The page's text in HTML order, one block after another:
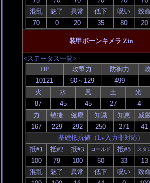
混乱 魅了 異常 低下 呪い 致命
装甲ボーンキメラ Zin
<ステータス一覧>
HP
攻撃力 防御力
火 水 風 土 光
力 敏捷 健康 知識 知恵 威
基礎抵抗値（Lv入力非対応）
抵#1
抵#2 抵#3 コールド 抵#5 スタ
混乱 魅了 異常 低下 呪い 致命